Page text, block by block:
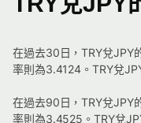
在過去30日，TRY兌JPY
率則為3.4124。TRY兌
在過去90日，TRY兌JPY
率則為3.4525。TRY兌